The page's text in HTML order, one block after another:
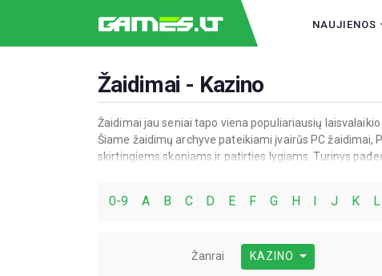
NAUJIENOS
Žaidimai - Kazino
Žaidimai jau seniai tapo viena populiariausių
Šiame žaidimų archyve pateikiami įvairūs PC žaidimai,
skirtingiems skoniams ir patirties lygiams. Turinys
0-9 A B C D E F G H J K L
Žanrai KAZINO